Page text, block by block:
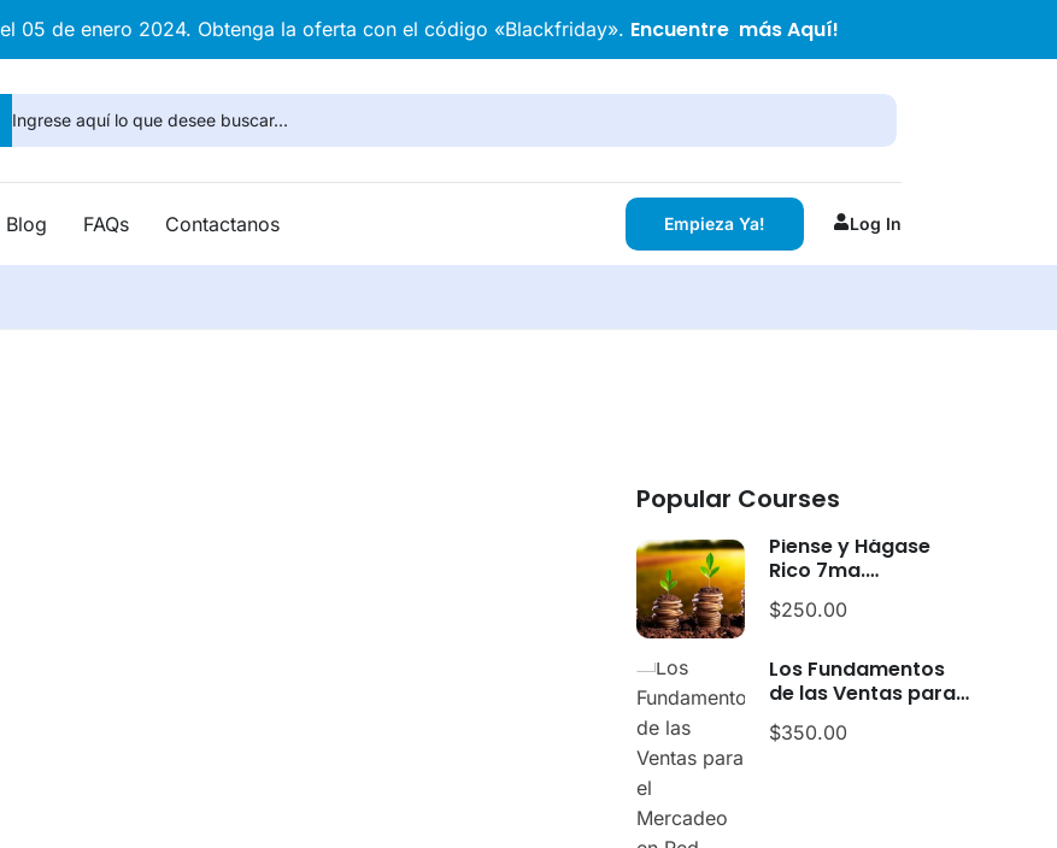
05 de enero 2024. Obtenga la oferta con el código «Blackfriday». Encuentre más Aquí!
Blog FAQs Contactanos Empieza Ya! Log In
Popular Courses
Piense y Hágase
Rico 7ma.
Temporada vers.
Mentoría
$250.00
Los Fundamentos
de las Ventas para
el Mercadeo en Red
$350.00